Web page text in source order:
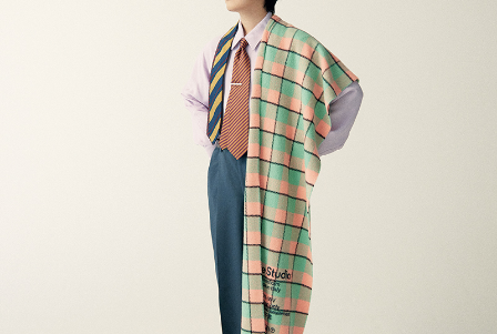
ログイン・新規会員登録